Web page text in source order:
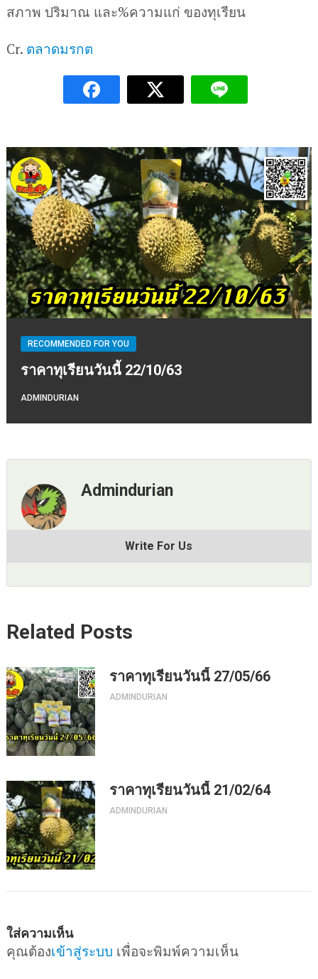
สภาพ ปริมาณ และ%ความแก่ ของทุเรียน
Cr. ตลาดมรกต
RECOMMENDED FOR YOU
ราคาทุเรียนวันนี้ 22/10/63
ADMINDURIAN
Admindurian
Write For Us
Related Posts
ราคาทุเรียนวันนี้ 27/05/66
ADMINDURIAN
ราคาทุเรียนวันนี้ 21/02/64
ADMINDURIAN
ใส่ความเห็น
คุณต้องเข้าสู่ระบบ เพื่อจะพิมพ์ความเห็น